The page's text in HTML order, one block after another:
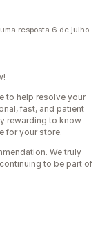
resposta 6 de julho
to help resolve your
fast, and patient
rewarding to know
for your store.
We truly
to be part of